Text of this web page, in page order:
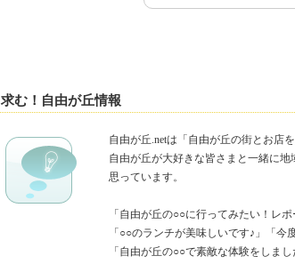
求む！自由が丘情報
自由が丘.netは「自由が丘の街とお店
自由が丘が大好きな皆さまと一緒に
思っています。
「自由が丘の○○に行ってみたい！レ
「○○のランチが美味しいです♪」「今
「自由が丘の○○で素敵な体験をしまし